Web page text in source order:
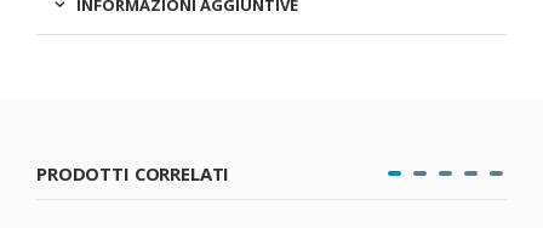
INFORMAZIONI AGGIUNTIVE
PRODOTTI CORRELATI